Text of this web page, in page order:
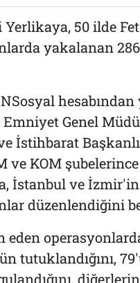
50 ilde
yakalanan
Emniyet Genel
İstihbarat
KOM
İstanbul ve
düzenlendiğini
eden
tutuklandığını,